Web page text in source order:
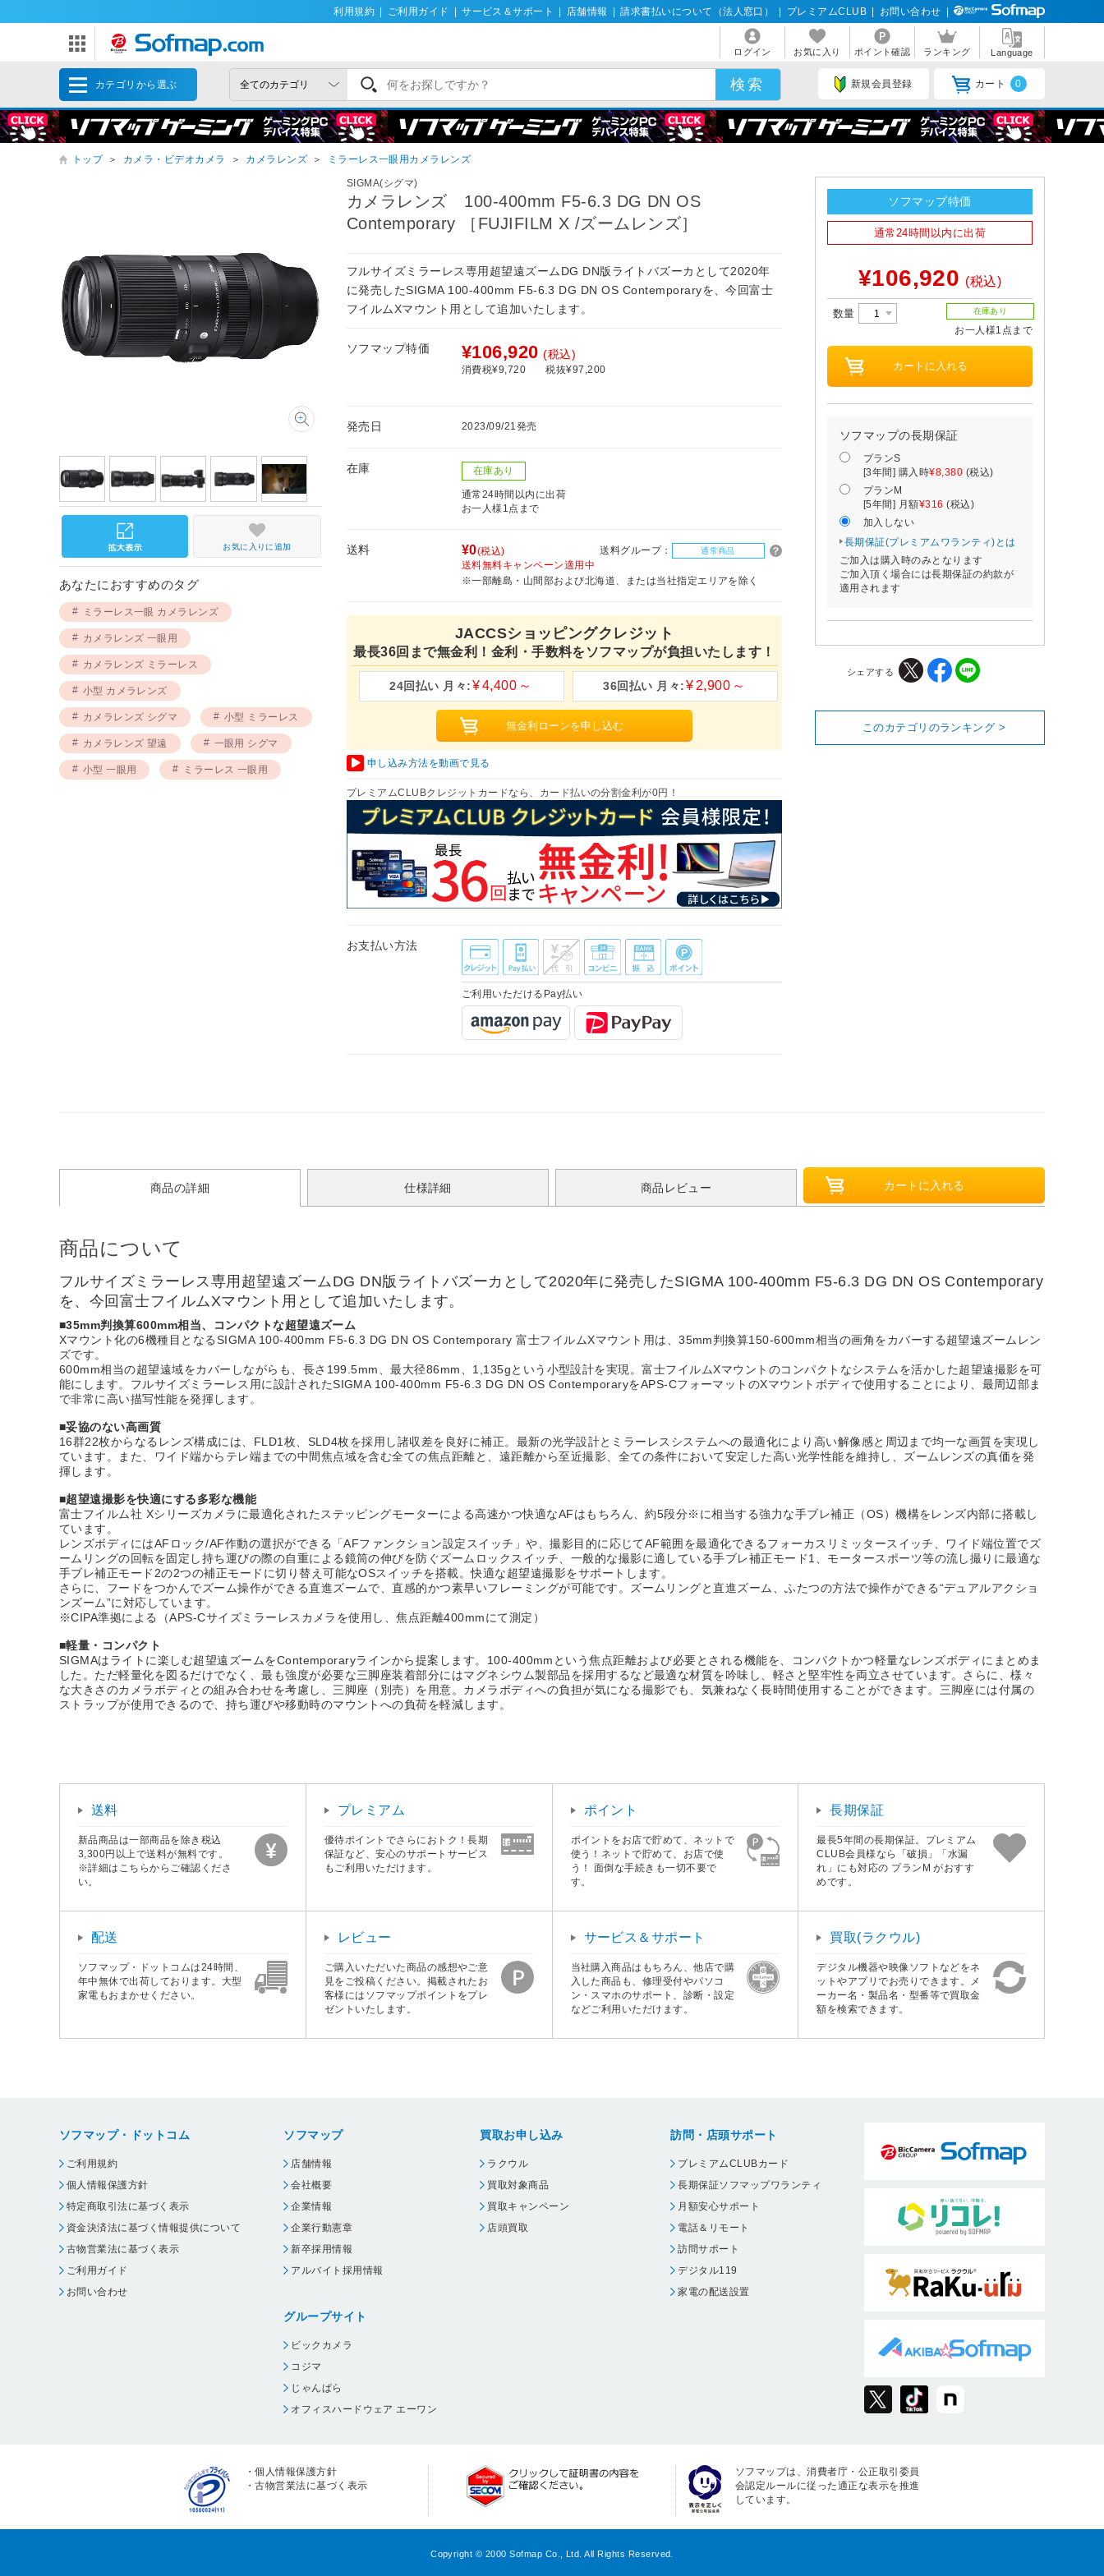
利用規約 ご利用ガイド サービス＆サポート 店舗情報 請求書払いについて（法人窓口） プレミアムCLUB お問い合わせ
ログイン お気に入り ポイント確認 ランキング Language
カテゴリから選ぶ 新規会員登録 カート 0
トップ ＞ カメラ・ビデオカメラ ＞ カメラレンズ ＞ ミラーレス一眼用カメラレンズ
SIGMA(シグマ)
カメラレンズ 100-400mm F5-6.3 DG DN OS
Contemporary ［FUJIFILM X /ズームレンズ］
フルサイズミラーレス専用超望遠ズームDG DN版ライトバズーカとして2020年
に発売したSIGMA 100-400mm F5-6.3 DG DN OS Contemporaryを、今回富士
フイルムXマウント用として追加いたします。
ソフマップ特価 ¥106,920 (税込)
消費税¥9,720 税抜¥97,200
発売日 2023/09/21発売
在庫 在庫あり
通常24時間以内に出荷
お一人様1点まで
送料 ¥0(税込) 送料グループ： 通常商品
送料無料キャンペーン適用中
※一部離島・山間部および北海道、または当社指定エリアを除く
JACCSショッピングクレジット
最長36回まで無金利！金利・手数料をソフマップが負担いたします！
4,400 2,900
申し込み方法を動画で見る
プレミアムCLUBクレジットカードなら、カード払いの分割金利が0円！
お支払い方法
ご利用いただけるPay払い
お気に入りに追加
あなたにおすすめのタグ
ミラーレス一眼 カメラレンズ
カメラレンズ 一眼用
カメラレンズ ミラーレス
小型 カメラレンズ
カメラレンズ シグマ 小型 ミラーレス
カメラレンズ 望遠 一眼用 シグマ
小型 一眼用 ミラーレス 一眼用
ソフマップ特価
通常24時間以内に出荷
¥106,920 (税込)
数量 在庫あり
お一人様1点まで
ソフマップの長期保証
プランS
[3年間] 購入時¥8,380 (税込)
プランM
[5年間] 月額¥316 (税込)
加入しない
長期保証(プレミアムワランティ)とは
ご加入は購入時のみとなります
ご加入頂く場合には長期保証の約款が
適用されます
シェアする
このカテゴリのランキング >
商品の詳細 仕様詳細 商品レビュー
商品について
フルサイズミラーレス専用超望遠ズームDG DN版ライトバズーカとして2020年に発売したSIGMA 100-400mm F5-6.3 DG DN OS Contemporary
を、今回富士フイルムXマウント用として追加いたします。
■35mm判換算600mm相当、コンパクトな超望遠ズーム
Xマウント化の6機種目となるSIGMA 100-400mm F5-6.3 DG DN OS Contemporary 富士フイルムXマウント用は、35mm判換算150-600mm相当の画角をカバーする超望遠ズームレン
ズです。
600mm相当の超望遠域をカバーしながらも、長さ199.5mm、最大径86mm、1,135gという小型設計を実現。富士フイルムXマウントのコンパクトなシステムを活かした超望遠撮影を可
能にします。フルサイズミラーレス用に設計されたSIGMA 100-400mm F5-6.3 DG DN OS ContemporaryをAPS-CフォーマットのXマウントボディで使用することにより、最周辺部ま
で非常に高い描写性能を発揮します。
■妥協のない高画質
16群22枚からなるレンズ構成には、FLD1枚、SLD4枚を採用し諸収差を良好に補正。最新の光学設計とミラーレスシステムへの最適化により高い解像感と周辺まで均一な画質を実現し
ています。また、ワイド端からテレ端までの中間焦点域を含む全ての焦点距離と、遠距離から至近撮影、全ての条件において安定した高い光学性能を維持し、ズームレンズの真価を発
揮します。
■超望遠撮影を快適にする多彩な機能
富士フイルム社 Xシリーズカメラに最適化されたステッピングモーターによる高速かつ快適なAFはもちろん、約5段分※に相当する強力な手ブレ補正（OS）機構をレンズ内部に搭載し
ています。
レンズボディにはAFロック/AF作動の選択ができる「AFファンクション設定スイッチ」や、撮影目的に応じてAF範囲を最適化できるフォーカスリミッタースイッチ、ワイド端位置でズ
ームリングの回転を固定し持ち運びの際の自重による鏡筒の伸びを防ぐズームロックスイッチ、一般的な撮影に適している手ブレ補正モード1、モータースポーツ等の流し撮りに最適な
手ブレ補正モード2の2つの補正モードに切り替え可能なOSスイッチを搭載。快適な超望遠撮影をサポートします。
さらに、フードをつかんでズーム操作ができる直進ズームで、直感的かつ素早いフレーミングが可能です。ズームリングと直進ズーム、ふたつの方法で操作ができる“デュアルアクショ
ンズーム”に対応しています。
※CIPA準拠による（APS-Cサイズミラーレスカメラを使用し、焦点距離400mmにて測定）
■軽量・コンパクト
SIGMAはライトに楽しむ超望遠ズームをContemporaryラインから提案します。100-400mmという焦点距離および必要とされる機能を、コンパクトかつ軽量なレンズボディにまとめま
した。ただ軽量化を図るだけでなく、最も強度が必要な三脚座装着部分にはマグネシウム製部品を採用するなど最適な材質を吟味し、軽さと堅牢性を両立させています。さらに、様々
な大きさのカメラボディとの組み合わせを考慮し、三脚座（別売）を用意。カメラボディへの負担が気になる撮影でも、気兼ねなく長時間使用することができます。三脚座には付属の
ストラップが使用できるので、持ち運びや移動時のマウントへの負荷を軽減します。
送料
新品商品は一部商品を除き税込
3,300円以上で送料が無料です。
※詳細はこちらからご確認くださ
い。
プレミアム
優待ポイントでさらにおトク！長期
保証など、安心のサポートサービス
もご利用いただけます。
ポイント
ポイントをお店で貯めて、ネットで
使う！ネットで貯めて、お店で使
う！ 面倒な手続きも一切不要で
す。
長期保証
最長5年間の長期保証。プレミアム
CLUB会員様なら「破損」「水漏
れ」にも対応の プランM がおすす
めです。
配送
ソフマップ・ドットコムは24時間、
年中無休で出荷しております。大型
家電もおまかせください。
レビュー
ご購入いただいた商品の感想やご意
見をご投稿ください。掲載されたお
客様にはソフマップポイントをプレ
ゼントいたします。
サービス＆サポート
当社購入商品はもちろん、他店で購
入した商品も、修理受付やパソコ
ン・スマホのサポート、診断・設定
などご利用いただけます。
買取(ラクウル)
デジタル機器や映像ソフトなどをネ
ットやアプリでお売りできます。メ
ーカー名・製品名・型番等で買取金
額を検索できます。
ソフマップ・ドットコム
ご利用規約
個人情報保護方針
特定商取引法に基づく表示
資金決済法に基づく情報提供について
古物営業法に基づく表示
ご利用ガイド
お問い合わせ
ソフマップ
店舗情報
会社概要
企業情報
企業行動憲章
新卒採用情報
アルバイト採用情報
グループサイト
ビックカメラ
コジマ
じゃんぱら
オフィスハードウェア エーワン
買取お申し込み
ラクウル
買取対象商品
買取キャンペーン
店頭買取
訪問・店頭サポート
プレミアムCLUBカード
長期保証ソフマップワランティ
月額安心サポート
電話＆リモート
訪問サポート
デジタル119
家電の配送設置
・個人情報保護方針
・古物営業法に基づく表示
ソフマップは、消費者庁・公正取引委員
会認定ルールに従った適正な表示を推進
しています。
Copyright © 2000 Sofmap Co., Ltd. All Rights Reserved.